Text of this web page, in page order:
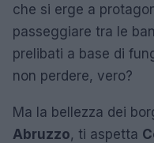
che si erge a
passeggiare tra le
prelibati a base di
non perdere, vero?
Ma la bellezza dei
Abruzzo, ti aspetta